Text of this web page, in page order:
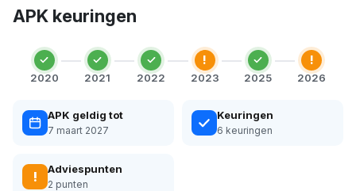
APK keuringen
2020 2021 2022
!
2023 2025
!
2026
APK geldig tot
7 maart 2027
Keuringen
6 keuringen
! Adviespunten
2 punten